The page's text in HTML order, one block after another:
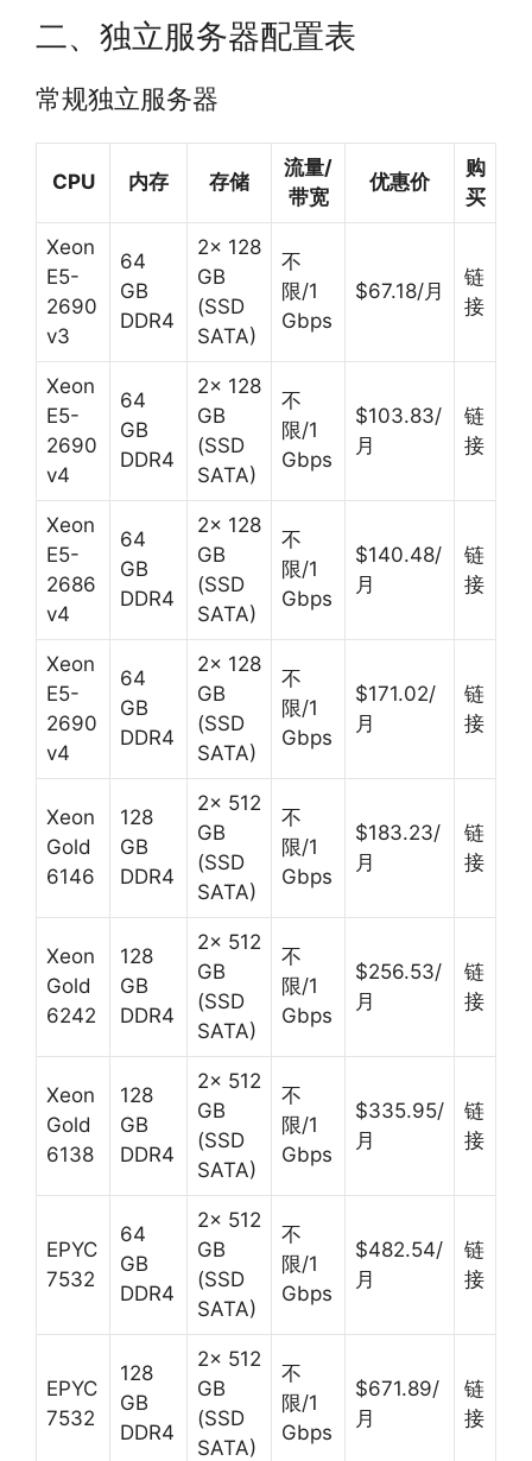
二、独立服务器配置表
常规独立服务器
CPU 内存 存储
流量/
带宽
优惠价
购
买
Xeon
E5-
2690
v3
64
GB
DDR4
2× 128
GB
(SSD
SATA)
不
限/1
Gbps
$67.18/月
链
接
Xeon
E5-
2690
v4
64
GB
DDR4
2× 128
GB
(SSD
SATA)
不
限/1
Gbps
$103.83/
月
链
接
Xeon
E5-
2686
v4
64
GB
DDR4
2× 128
GB
(SSD
SATA)
不
限/1
Gbps
$140.48/
月
链
接
Xeon
E5-
2690
v4
64
GB
DDR4
2× 128
GB
(SSD
SATA)
不
限/1
Gbps
$171.02/
月
链
接
Xeon
Gold
6146
128
GB
DDR4
2× 512
GB
(SSD
SATA)
不
限/1
Gbps
$183.23/
月
链
接
Xeon
Gold
6242
128
GB
DDR4
2× 512
GB
(SSD
SATA)
不
限/1
Gbps
$256.53/
月
链
接
Xeon
Gold
6138
128
GB
DDR4
2× 512
GB
(SSD
SATA)
不
限/1
Gbps
$335.95/
月
链
接
EPYC
7532
64
GB
DDR4
2× 512
GB
(SSD
SATA)
不
限/1
Gbps
$482.54/
月
链
接
EPYC
7532
128
GB
DDR4
2× 512
GB
(SSD
SATA)
不
限/1
Gbps
$671.89/
月
链
接